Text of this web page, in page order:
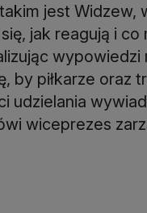
jest Widzew,
jak reagują i
by piłkarze oraz
udzielania
wiceprezes